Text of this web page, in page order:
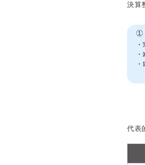
決算
代表